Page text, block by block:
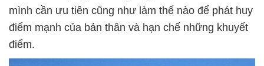
mình cần ưu tiên cũng như làm thế nào để phát huy
điểm mạnh của bản thân và hạn chế những khuyết
điểm.